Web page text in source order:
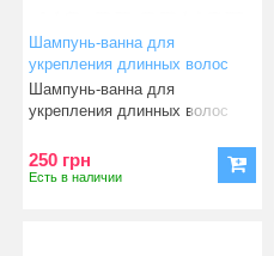
Шампунь-ванна для
укрепления длинных волос
Kerastase Resistance Bain
Extentioniste 80 мл
Шампунь-ванна для
укрепления длинных волос
бренд K
250 грн
Есть в наличии